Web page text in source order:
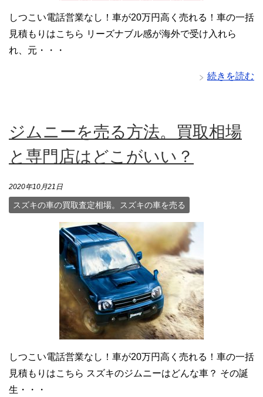
しつこい電話営業なし！車が20万円高く売れる！車の一括
見積もりはこちら リーズナブル感が海外で受け入れら
れ、元・・・
続きを読む
ジムニーを売る方法。買取相場
と専門店はどこがいい？
2020年10月21日
スズキの車の買取査定相場。スズキの車を売る
しつこい電話営業なし！車が20万円高く売れる！車の一括
見積もりはこちら スズキのジムニーはどんな車？ その誕
生・・・